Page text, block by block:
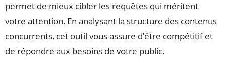
permet de mieux cibler les requêtes qui méritent
votre attention. En analysant la structure des contenus
concurrents, cet outil vous assure d’être compétitif et
de répondre aux besoins de votre public.